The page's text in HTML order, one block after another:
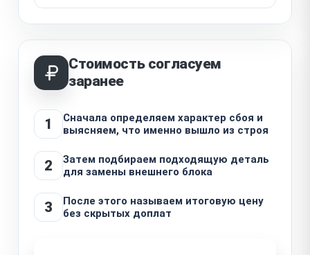
Стоимость согласуем
заранее
1
Сначала определяем характер сбоя и
выясняем, что именно вышло из строя
2
Затем подбираем подходящую деталь
для замены внешнего блока
3
После этого называем итоговую цену
без скрытых доплат